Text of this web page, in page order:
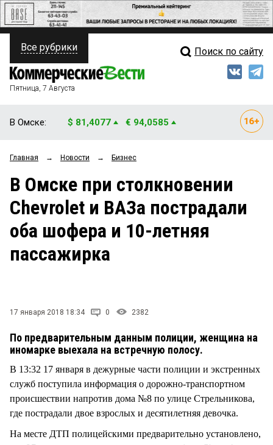
ПОЛИТИКА
ФИНАНСЫ
ОБЩЕСТВО
ЗАКОН
Свежий выпуск
Рейтинги
Блоги
Архив
Все рубрики Поиск по сайту
Пятница, 7 Августа
В Омске: $ 81,4077 € 94,0585
Главная → Новости → Бизнес
В Омске при столкновении
Chevrolet и ВАЗа пострадали
оба шофера и 10-летняя
пассажирка
17 января 2018 18:34 0 2382
По предварительным данным полиции, женщина на
иномарке выехала на встречную полосу.
В 13:32 17 января в дежурные части полиции и экстренных
служб поступила информация о дорожно-транспортном
происшествии напротив дома №8 по улице Стрельникова,
где пострадали двое взрослых и десятилетняя девочка.
На месте ДТП полицейскими предварительно установлено,